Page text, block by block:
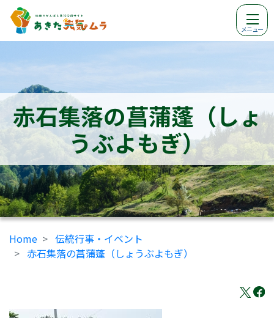
メニュー
赤石集落の菖蒲蓬（しょ
うぶよもぎ）
Home
伝統行事・イベント
赤石集落の菖蒲蓬（しょうぶよもぎ）